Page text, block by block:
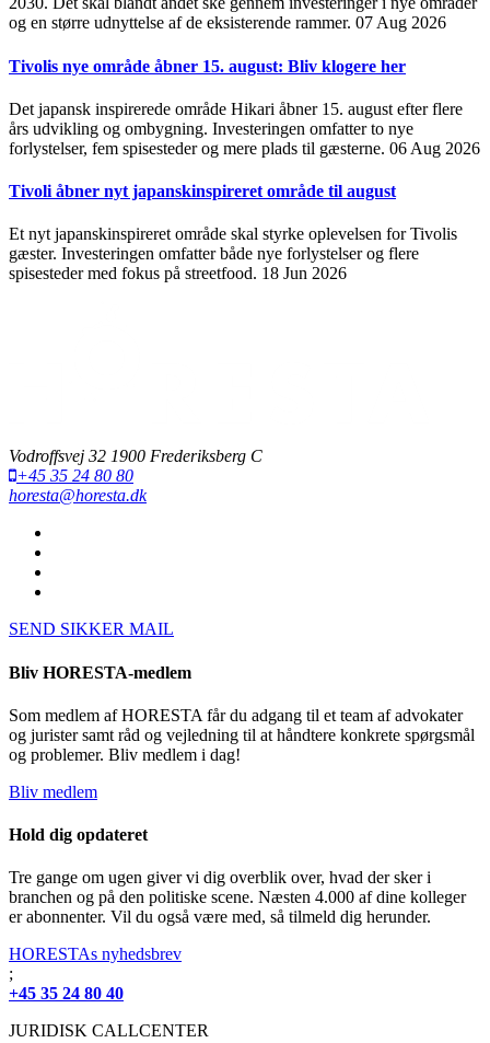
og en større udnyttelse af de eksisterende rammer. 07 Aug 2026
Tivolis nye område åbner 15. august: Bliv klogere her
Det japansk inspirerede område Hikari åbner 15. august efter flere
års udvikling og ombygning. Investeringen omfatter to nye
forlystelser, fem spisesteder og mere plads til gæsterne. 06 Aug 2026
Tivoli åbner nyt japanskinspireret område til august
Et nyt japanskinspireret område skal styrke oplevelsen for Tivolis
gæster. Investeringen omfatter både nye forlystelser og flere
spisesteder med fokus på streetfood. 18 Jun 2026
Vodroffsvej 32 1900 Frederiksberg C
+45 35 24 80 80
horesta@horesta.dk
SEND SIKKER MAIL
Bliv HORESTA-medlem
Som medlem af HORESTA får du adgang til et team af advokater
og jurister samt råd og vejledning til at håndtere konkrete spørgsmål
og problemer. Bliv medlem i dag!
Bliv medlem
Hold dig opdateret
Tre gange om ugen giver vi dig overblik over, hvad der sker i
branchen og på den politiske scene. Næsten 4.000 af dine kolleger
er abonnenter. Vil du også være med, så tilmeld dig herunder.
HORESTAs nyhedsbrev
;
+45 35 24 80 40
JURIDISK CALLCENTER